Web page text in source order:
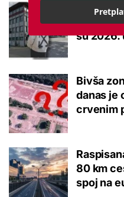
Ovo je
u
su 2026.
Bivša
danas je
crvenim
80 km
spoj na